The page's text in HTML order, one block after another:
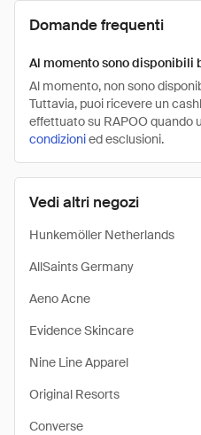
Vedi altri negozi
Hunkemöller Netherlands
AllSaints Germany
Aeno Acne
Evidence Skincare
Nine Line Apparel
Original Resorts
Converse
Domande frequenti
Al momento sono disponibili
Al momento, non sono
Tuttavia, puoi ricevere un
effettuato su RAPOO quando
condizionied esclusioni.